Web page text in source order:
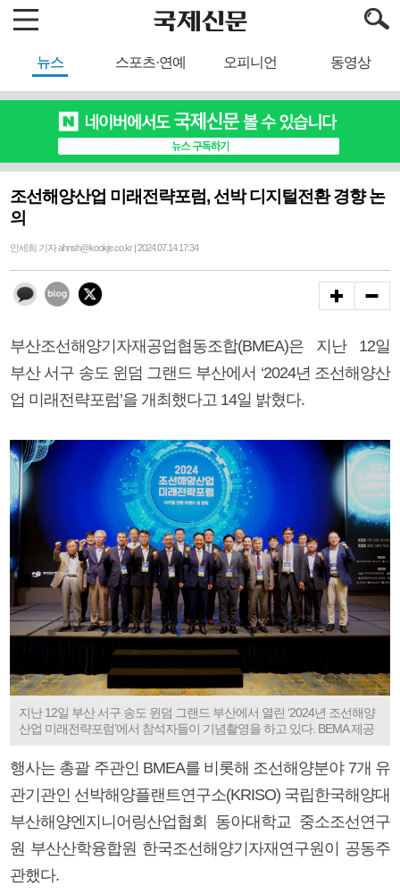
뉴스 스포츠·연예 오피니언 동영상
조선해양산업 미래전략포럼, 선박 디지털전환 경향 논
의
안세희 기자 ahnsh@kookje.co.kr | 2024.07.14 17:34
부산조선해양기자재공업협동조합(BMEA)은 지난 12일
부산 서구 송도 윈덤 그랜드 부산에서 ‘2024년 조선해양산
업 미래전략포럼’을 개최했다고 14일 밝혔다.
지난 12일 부산 서구 송도 윈덤 그랜드 부산에서 열린 ‘2024년 조선해양
산업 미래전략포럼’에서 참석자들이 기념촬영을 하고 있다. BEMA 제공
행사는 총괄 주관인 BMEA를 비롯해 조선해양분야 7개 유
관기관인 선박해양플랜트연구소(KRISO) 국립한국해양대
부산해양엔지니어링산업협회 동아대학교 중소조선연구
원 부산산학융합원 한국조선해양기자재연구원이 공동주
관했다.